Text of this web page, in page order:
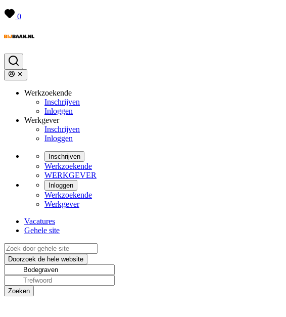
0
Werkzoekende
Inschrijven
Inloggen
Werkgever
Inschrijven
Inloggen
Inschrijven
Werkzoekende
WERKGEVER
Inloggen
Werkzoekende
Werkgever
Vacatures
Gehele site